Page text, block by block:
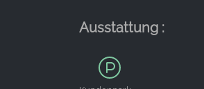
Ausstattung :
unsere Besucher unsere Website
Google Analytics
Name: